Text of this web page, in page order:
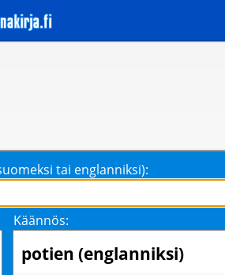
tai englanniksi):
Käännös:
potien (englanniksi)